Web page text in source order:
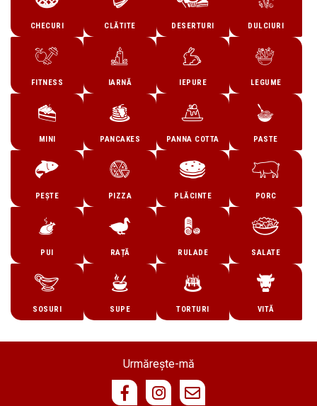
CHECURI CLĂTITE DESERTURI DULCIURI
FITNESS IARNĂ IEPURE LEGUME
MINI PANCAKES PANNA COTTA PASTE
PEȘTE PIZZA PLĂCINTE PORC
PUI RAȚĂ RULADE SALATE
SOSURI SUPE TORTURI VITĂ
Urmărește-mă